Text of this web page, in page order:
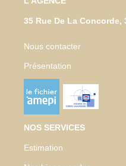
35 Rue De La Concorde,
Nous contacter
Présentation
NOS SERVICES
Estimation